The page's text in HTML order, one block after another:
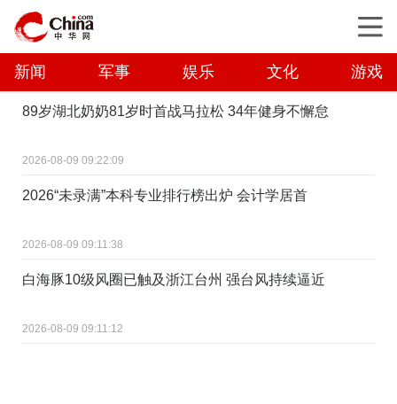
新闻 军事 娱乐 文化 游戏
89岁湖北奶奶81岁时首战马拉松 34年健身不懈怠
2026-08-09 09:22:09
2026“未录满”本科专业排行榜出炉 会计学居首
2026-08-09 09:11:38
白海豚10级风圈已触及浙江台州 强台风持续逼近
2026-08-09 09:11:12